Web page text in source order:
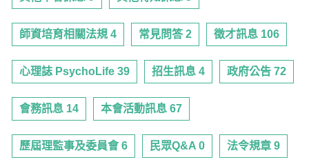
師資培育相關法規 4 常見問答 2 徵才訊息 106
心理誌 PsychoLife 39 招生訊息 4 政府公告 72
會務訊息 14 本會活動訊息 67
歷屆理監事及委員會 6 民眾Q&A 0 法令規章 9